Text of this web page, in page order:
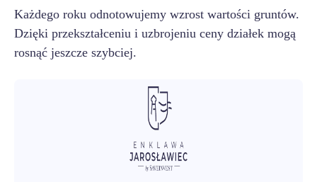
Każdego roku odnotowujemy wzrost wartości gruntów.
Dzięki przekształceniu i uzbrojeniu ceny działek mogą
rosnąć jeszcze szybciej.